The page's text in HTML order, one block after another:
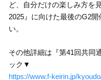
ど、自分だけの楽しみ方を
2025』に向けた最後のG2
い。
その他詳細は『第41回共同
ック▼
https://www.f-keirin.jp/